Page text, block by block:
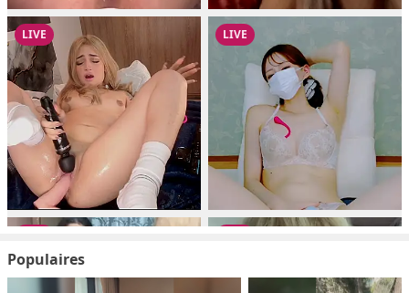
Populaires